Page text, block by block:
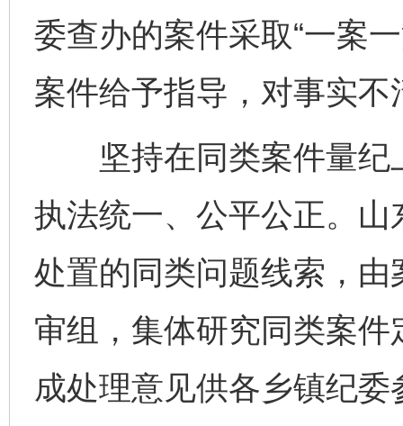
委查办的案件采取“一案
案件给予指导，对事实
坚持在同类案件量纪
执法统一、公平公正。
处置的同类问题线索，
审组，集体研究同类案
成处理意见供各乡镇纪委